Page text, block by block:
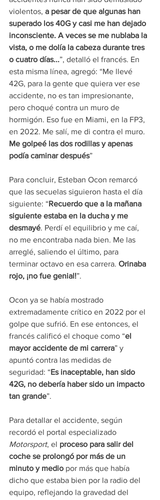
violentos, a pesar de que algunas han
superado los 40G y casi me han dejado
inconsciente. A veces se me nublaba la
vista, o me dolía la cabeza durante tres
o cuatro días...”, detalló el francés. En
esta misma línea, agregó: “Me llevé
42G, para la gente que quiera ver ese
accidente, no es tan impresionante,
pero choqué contra un muro de
hormigón. Eso fue en Miami, en la FP3,
en 2022. Me salí, me di contra el muro.
Me golpeé las dos rodillas y apenas
podía caminar después”
Para concluir, Esteban Ocon remarcó
que las secuelas siguieron hasta el día
siguiente: “Recuerdo que a la mañana
siguiente estaba en la ducha y me
desmayé. Perdí el equilibrio y me caí,
no me encontraba nada bien. Me las
arreglé, saliendo el último, para
terminar octavo en esa carrera. Orinaba
rojo, ¡no fue genial!”.
Ocon ya se había mostrado
extremadamente crítico en 2022 por el
golpe que sufrió. En ese entonces, el
francés calificó el choque como “el
mayor accidente de mi carrera” y
apuntó contra las medidas de
seguridad: “Es inaceptable, han sido
42G, no debería haber sido un impacto
tan grande”.
Para detallar el accidente, según
recordó el portal especializado
Motorsport, el proceso para salir del
coche se prolongó por más de un
minuto y medio por más que había
dicho que estaba bien por la radio del
equipo, reflejando la gravedad del